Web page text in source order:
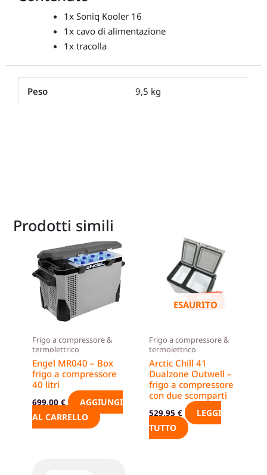
1x Soniq Kooler 16
1x cavo di alimentazione
1x tracolla
Peso 9,5 kg
Prodotti simili
Frigo a compressore &
termolettrico
Engel MR040 – Box
frigo a compressore
40 litri
699,00€
AGGIUNGI
AL CARRELLO
ESAURITO
Frigo a compressore &
termolettrico
Arctic Chill 41
Dualzone Outwell –
frigo a compressore
con due scomparti
529,95 €
LEGGI
TUTTO